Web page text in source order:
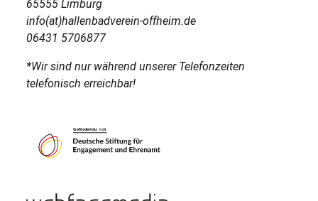
65555 Limburg
info(at)hallenbadverein-offheim.de
06431 5706877
*Wir sind nur während unserer Telefonzeiten
telefonisch erreichbar!